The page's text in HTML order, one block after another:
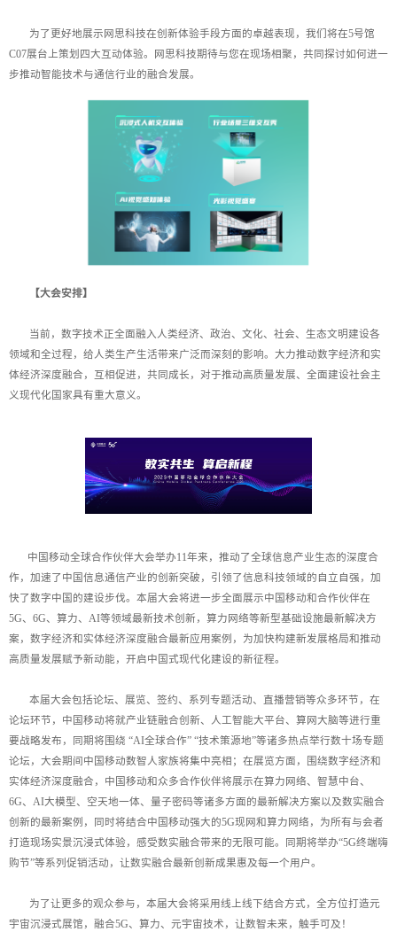
为了更好地展示网思科技在创新体验手段方面的卓越表现，我们将在5号馆
C07展台上策划四大互动体验。网思科技期待与您在现场相聚，共同探讨如何进一
步推动智能技术与通信行业的融合发展。
【大会安排】
当前，数字技术正全面融入人类经济、政治、文化、社会、生态文明建设各
领域和全过程，给人类生产生活带来广泛而深刻的影响。大力推动数字经济和实
体经济深度融合，互相促进，共同成长，对于推动高质量发展、全面建设社会主
义现代化国家具有重大意义。
中国移动全球合作伙伴大会举办11年来，推动了全球信息产业生态的深度合
作，加速了中国信息通信产业的创新突破，引领了信息科技领域的自立自强，加
快了数字中国的建设步伐。本届大会将进一步全面展示中国移动和合作伙伴在
5G、6G、算力、AI等领域最新技术创新，算力网络等新型基础设施最新解决方
案，数字经济和实体经济深度融合最新应用案例，为加快构建新发展格局和推动
高质量发展赋予新动能，开启中国式现代化建设的新征程。
本届大会包括论坛、展览、签约、系列专题活动、直播营销等众多环节，在
论坛环节，中国移动将就产业链融合创新、人工智能大平台、算网大脑等进行重
要战略发布，同期将围绕 “AI全球合作” “技术策源地”等诸多热点举行数十场专题
论坛，大会期间中国移动数智人家族将集中亮相；在展览方面，围绕数字经济和
实体经济深度融合，中国移动和众多合作伙伴将展示在算力网络、智慧中台、
6G、AI大模型、空天地一体、量子密码等诸多方面的最新解决方案以及数实融合
创新的最新案例，同时将结合中国移动强大的5G现网和算力网络，为所有与会者
打造现场实景沉浸式体验，感受数实融合带来的无限可能。同期将举办“5G终端嗨
购节”等系列促销活动，让数实融合最新创新成果惠及每一个用户。
为了让更多的观众参与，本届大会将采用线上线下结合方式，全方位打造元
宇宙沉浸式展馆，融合5G、算力、元宇宙技术，让数智未来，触手可及！